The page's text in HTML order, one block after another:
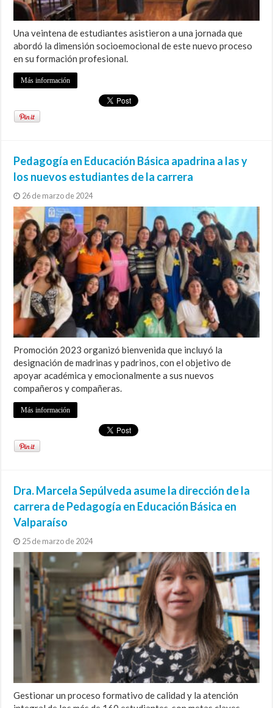
Una veintena de estudiantes asistieron a una jornada que
abordó la dimensión socioemocional de este nuevo proceso
en su formación profesional.
Más información
Pedagogía en Educación Básica apadrina a las y
los nuevos estudiantes de la carrera
26 de marzo de 2024
Promoción 2023 organizó bienvenida que incluyó la
designación de madrinas y padrinos, con el objetivo de
apoyar académica y emocionalmente a sus nuevos
compañeros y compañeras.
Más información
Dra. Marcela Sepúlveda asume la dirección de la
carrera de Pedagogía en Educación Básica en
Valparaíso
25 de marzo de 2024
Gestionar un proceso formativo de calidad y la atención